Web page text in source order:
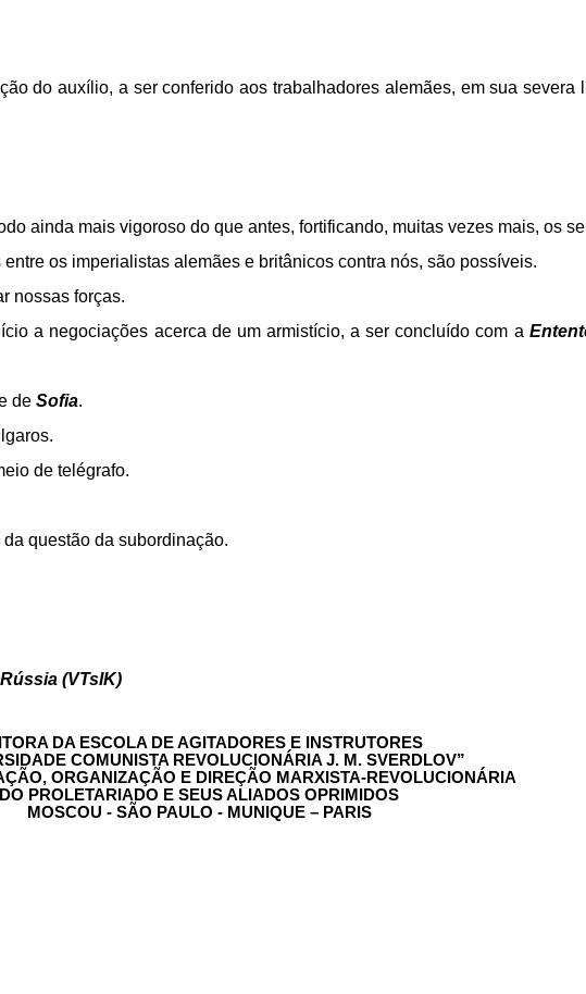
do auxílio, a ser conferido aos trabalhadores alemães, em sua severa
ainda mais vigoroso do que antes, fortificando, muitas vezes mais, os
os imperialistas alemães e britânicos contra nós, são possíveis.
nossas forças.
a negociações acerca de um armistício, a ser concluído com a
de Sofia.
de telégrafo.
questão da subordinação.
(VTsIK)
DA ESCOLA DE AGITADORES E INSTRUTORES
COMUNISTA REVOLUCIONÁRIA J. M. SVERDLOV”
ORGANIZAÇÃO E DIREÇÃO MARXISTA-REVOLUCIONÁRIA
DO PROLETARIADO E SEUS ALIADOS OPRIMIDOS
MOSCOU - SÃO PAULO - MUNIQUE – PARIS